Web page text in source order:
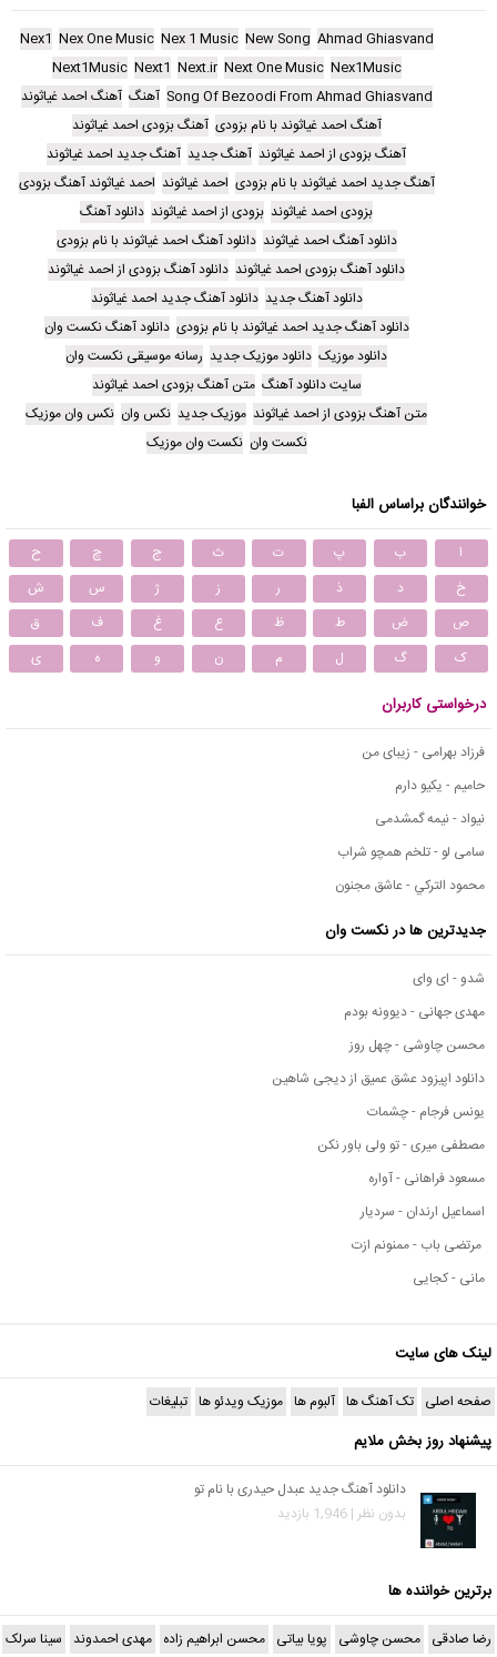
Ahmad Ghiasvand
New Song
Nex 1 Music
Nex One Music
Nex1
Nex1Music
Next One Music
Next.ir
Next1
Next1Music
Song Of Bezoodi From Ahmad Ghiasvand آهنگ آهنگ احمد غیاثوند
آهنگ احمد غیاثوند با نام بزودی آهنگ بزودی احمد غیاثوند
آهنگ بزودی از احمد غیاثوند آهنگ جدید آهنگ جدید احمد غیاثوند
آهنگ جدید احمد غیاثوند با نام بزودی احمد غیاثوند احمد غیاثوند آهنگ بزودی
بزودی احمد غیاثوند بزودی از احمد غیاثوند دانلود آهنگ
دانلود آهنگ احمد غیاثوند دانلود آهنگ احمد غیاثوند با نام بزودی
دانلود آهنگ بزودی احمد غیاثوند دانلود آهنگ بزودی از احمد غیاثوند
دانلود آهنگ جدید دانلود آهنگ جدید احمد غیاثوند
دانلود آهنگ جدید احمد غیاثوند با نام بزودی دانلود آهنگ نکست وان
دانلود موزیک دانلود موزیک جدید رسانه موسیقی نکست وان
سایت دانلود آهنگ متن آهنگ بزودی احمد غیاثوند
متن آهنگ بزودی از احمد غیاثوند موزیک جدید نکس وان نکس وان موزیک
نکست وان نکست وان موزیک
خوانندگان براساس الفبا
ا ب پ ت ث ج چ
ح
خ
د ذ ر ز ژ س
ش
ص
ض ط ظ ع غ ف
ق
ک
گ ل م ن و ه ی
درخواستی کاربران
فرزاد بهرامی - زیبای من
حامیم - یکیو دارم
نیواد - نیمه گمشدمی
سامی لو - تلخم همچو شراب
محمود التركي - عاشق مجنون
جدیدترین ها در نکست وان
شدو - ای وای
مهدی جهانی - دیوونه بودم
محسن چاوشی - چهل روز
دانلود اپیزود عشق عمیق از دیجی شاهین
یونس فرجام - چشمات
مصطفی میری - تو ولی باور نکن
مسعود فراهانی - آواره
اسماعیل ارندان - سردیار
مرتضی باب - ممنونم ازت
مانی - کجایی
لینک های سایت
صفحه اصلی تک آهنگ ها آلبوم ها موزیک ویدئو ها تبلیغات
پیشنهاد روز بخش ملایم
دانلود آهنگ جدید عبدل حیدری با نام تو
بدون نظر | 1,946 بازدید
برترین خواننده ها
رضا صادقی محسن چاوشی پویا بیاتی محسن ابراهیم زاده مهدی احمدوند سینا سرلک